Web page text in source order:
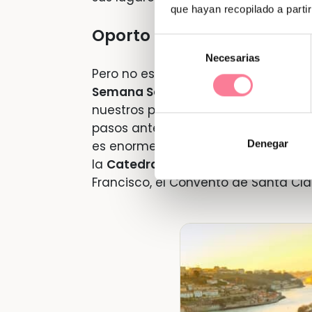
que hayan recopilado a
consentimiento
Necesarias
Denegar
Oporto
Pero no es obligatorio quedarse en
Semana Santa
, sino que también
nuestros países vecinos, como
pasos antes de morir en el
es enorme, pero hay algunos
la Catedral de la Sé
Francisco, el Convento de Santa